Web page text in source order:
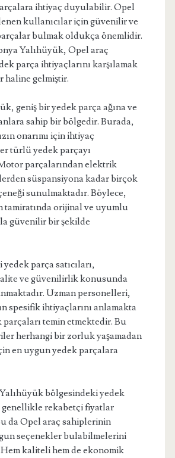
ihtiyaç duyulabilir. Opel
kullanıcılar için güvenilir ve
bulmak oldukça önemlidir.
Yalıhüyük, Opel araç
parça ihtiyaçlarını karşılamak
haline gelmiştir.
geniş bir yedek parça ağına ve
sahip bir bölgedir. Burada,
onarımı için ihtiyaç
türlü yedek parçayı
parçalarından elektrik
süspansiyona kadar birçok
sunulmaktadır. Böylece,
tamiratında orijinal ve uyumlu
güvenilir bir şekilde
parça satıcıları,
ve güvenilirlik konusunda
Uzman personelleri,
spesifik ihtiyaçlarını anlamakta
temin etmektedir. Bu
herhangi bir zorluk yaşamadan
en uygun yedek parçalara
bölgesindeki yedek
genellikle rekabetçi fiyatlar
da Opel araç sahiplerinin
seçenekler bulabilmelerini
kaliteli hem de ekonomik